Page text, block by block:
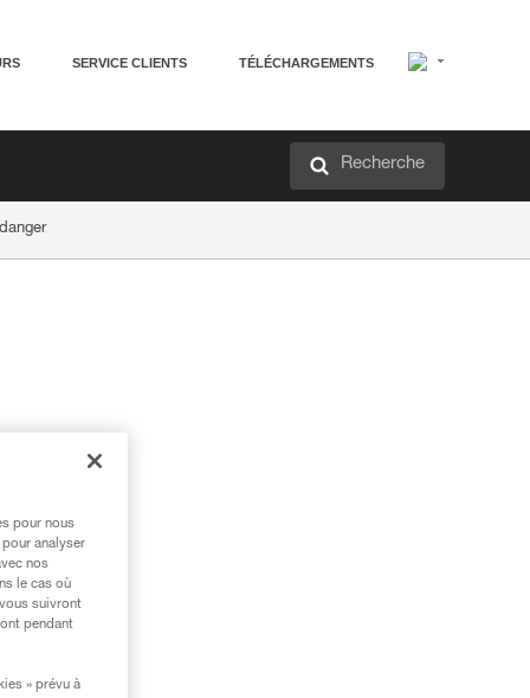
SERVICE CLIENTS TÉLÉCHARGEMENTS
Recherche
pour nous
analyser
nos
le cas où
suivront
pendant
» prévu à